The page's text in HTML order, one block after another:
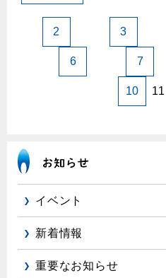
2 3
6 7
10 11
イベント
新着情報
重要なお知らせ